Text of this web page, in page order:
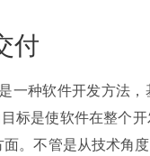
付
一种软件开发方法
标是使软件在整个
。不管是从技术角